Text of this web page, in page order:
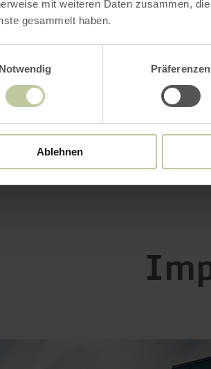
mit weiteren Daten zusammen,
gesammelt haben.
Notwendig
Präferenzen
Ablehnen
Öffnungszeiten